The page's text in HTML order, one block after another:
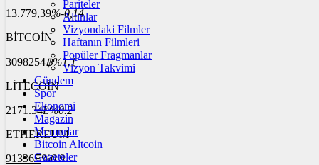
13.779,39%-0,14
BİTCOİN
3098254฿%1.1
LİTECOİN
2171.34Ł%0.2
ETHEREUM
91336Ξ%0.9
Pariteler
Altınlar
Vizyondaki Filmler
Haftanın Filmleri
Popüler Fragmanlar
Vizyon Takvimi
Gündem
Spor
Ekonomi
Magazin
Memurlar
Bitcoin Altcoin
Gazeteler